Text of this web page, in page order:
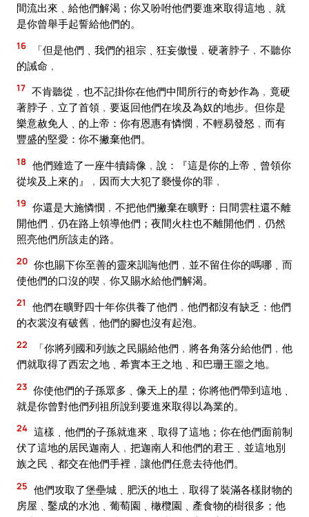
間流出來﹑給他們解渴；你又吩咐他們要進來取得這地﹑就
是你曾舉手起誓給他們的。
16
「但是他們﹑我們的祖宗﹑狂妄傲慢﹐硬著脖子﹐不聽你
的誡命﹐
17 不肯聽從﹐也不記掛你在他們中間所行的奇妙作為﹐竟硬
著脖子﹐立了首領﹐要返回他們在埃及為奴的地步。但你是
樂意赦免人﹑的上帝：你有恩惠有憐憫﹐不輕易發怒﹐而有
豐盛的堅愛：你不撇棄他們。
18 他們雖造了一座牛犢鑄像﹐說：『這是你的上帝﹑曾領你
從埃及上來的』﹐因而大大犯了褻慢你的罪﹐
19 你還是大施憐憫﹐不把他們撇棄在曠野：日間雲柱還不離
開他們﹐仍在路上領導他們；夜間火柱也不離開他們﹐仍然
照亮他們所該走的路。
20 你也賜下你至善的靈來訓誨他們﹐並不留住你的嗎哪﹑而
使他們的口沒的喫﹐你又賜水給他們解渴。
21
他們在曠野四十年你供養了他們﹐他們都沒有缺乏：他們
的衣裳沒有破舊﹐他們的腳也沒有起泡。
22
「你將列國和列族之民賜給他們﹐將各角落分給他們﹐他
們就取得了西宏之地﹑希實本王之地﹑和巴珊王噩之地。
23 你使他們的子孫眾多﹑像天上的星；你將他們帶到這地﹑
就是你曾對他們列祖所說到要進來取得以為業的。
24 這樣﹑他們的子孫就進來﹑取得了這地；你在他們面前制
伏了這地的居民迦南人﹐把迦南人和他們的君王﹑並這地別
族之民﹑都交在他們手裡﹐讓他們任意去待他們。
25 他們攻取了堡壘城﹑肥沃的地土﹐取得了裝滿各樣財物的
房屋﹑鑿成的水池﹑葡萄園﹑橄欖園﹑產食物的樹很多；他